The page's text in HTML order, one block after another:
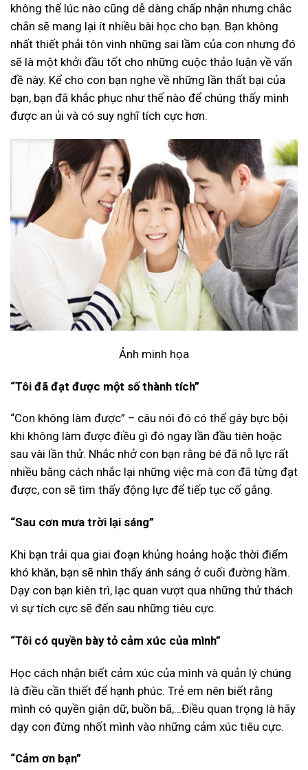
không thể lúc nào cũng dễ dàng chấp nhận nhưng chắc
chắn sẽ mang lại ít nhiều bài học cho bạn. Bạn không
nhất thiết phải tôn vinh những sai lầm của con nhưng đó
sẽ là một khởi đầu tốt cho những cuộc thảo luận về vấn
đề này. Kể cho con bạn nghe về những lần thất bại của
bạn, bạn đã khắc phục như thế nào để chúng thấy mình
được an ủi và có suy nghĩ tích cực hơn.
Ảnh minh họa
“Tôi đã đạt được một số thành tích”
“Con không làm được” – câu nói đó có thể gây bực bội
khi không làm được điều gì đó ngay lần đầu tiên hoặc
sau vài lần thử. Nhắc nhở con bạn rằng bé đã nỗ lực rất
nhiều bằng cách nhắc lại những việc mà con đã từng đạt
được, con sẽ tìm thấy động lực để tiếp tục cố gắng.
“Sau cơn mưa trời lại sáng”
Khi bạn trải qua giai đoạn khủng hoảng hoặc thời điểm
khó khăn, bạn sẽ nhìn thấy ánh sáng ở cuối đường hầm.
Dạy con bạn kiên trì, lạc quan vượt qua những thử thách
vì sự tích cực sẽ đến sau những tiêu cực.
“Tôi có quyền bày tỏ cảm xúc của mình”
Học cách nhận biết cảm xúc của mình và quản lý chúng
là điều cần thiết để hạnh phúc. Trẻ em nên biết rằng
mình có quyền giận dữ, buồn bã,…Điều quan trọng là hãy
dạy con đừng nhốt mình vào những cảm xúc tiêu cực.
“Cảm ơn bạn”